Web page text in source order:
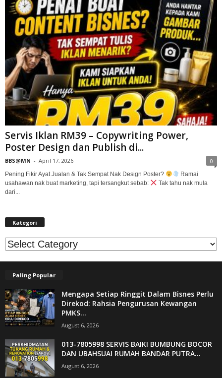
Servis Iklan RM39 – Copywriting Power,
Poster Design dan Publish di...
BBS@MN - April 17, 2026 0
Pening Fikir Ayat Jualan & Tak Sempat Nak Design Poster?
Ramai
usahawan nak buat marketing, tapi tersangkut sebab:
Tak tahu nak mula
dari...
Kategori
Kategori
Paling Popular
Mengapa Setiap Ringgit Dalam Bisnes Perlu
Direkod: Rahsia Pengurusan Kewangan
PMKS...
August 6, 2026
013-7805998 SERVIS BAIKI BUMBUNG BOCOR
DAN UBAHSUAI RUMAH BANDAR PUTRA...
August 6, 2026